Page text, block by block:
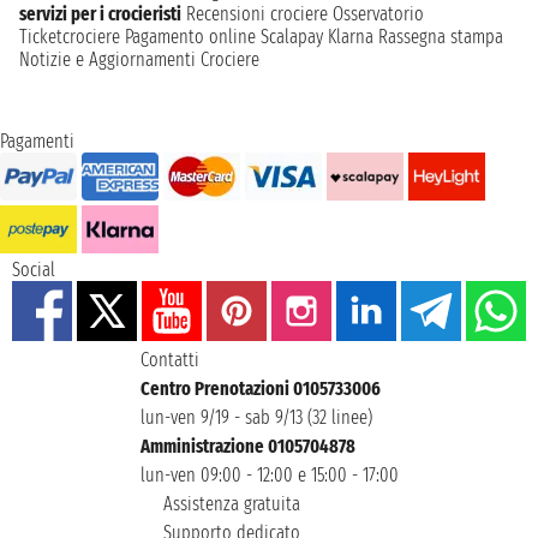
servizi per i crocieristi Recensioni crociere Osservatorio
Ticketcrociere Pagamento online Scalapay Klarna Rassegna stampa
Notizie e Aggiornamenti Crociere
Pagamenti
Social
Contatti
Centro Prenotazioni 0105733006
lun-ven 9/19 - sab 9/13 (32 linee)
Amministrazione 0105704878
lun-ven 09:00 - 12:00 e 15:00 - 17:00
Assistenza gratuita
Supporto dedicato